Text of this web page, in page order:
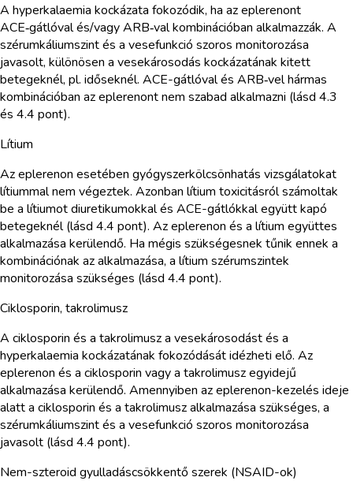
A hyperkalaemia kockázata fokozódik, ha az eplerenont
ACE‑gátlóval és/vagy ARB‑val kombinációban alkalmazzák. A
szérumkáliumszint és a vesefunkció szoros monitorozása
javasolt, különösen a vesekárosodás kockázatának kitett
betegeknél, pl. időseknél. ACE-gátlóval és ARB‑vel hármas
kombinációban az eplerenont nem szabad alkalmazni (lásd 4.3
és 4.4 pont).
Lítium
Az eplerenon esetében gyógyszerkölcsönhatás vizsgálatokat
lítiummal nem végeztek. Azonban lítium toxicitásról számoltak
be a lítiumot diuretikumokkal és ACE-gátlókkal együtt kapó
betegeknél (lásd 4.4 pont). Az eplerenon és a lítium együttes
alkalmazása kerülendő. Ha mégis szükségesnek tűnik ennek a
kombinációnak az alkalmazása, a lítium szérumszintek
monitorozása szükséges (lásd 4.4 pont).
Ciklosporin, takrolimusz
A ciklosporin és a takrolimusz a vesekárosodást és a
hyperkalaemia kockázatának fokozódását idézheti elő. Az
eplerenon és a ciklosporin vagy a takrolimusz egyidejű
alkalmazása kerülendő. Amennyiben az eplerenon-kezelés ideje
alatt a ciklosporin és a takrolimusz alkalmazása szükséges, a
szérumkáliumszint és a vesefunkció szoros monitorozása
javasolt (lásd 4.4 pont).
Nem-szteroid gyulladáscsökkentő szerek (NSAID-ok)